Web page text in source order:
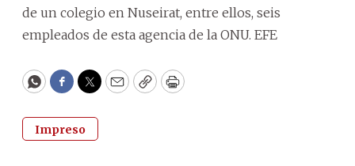
de un colegio en Nuseirat, entre ellos, seis
empleados de esta agencia de la ONU. EFE
WhatsApp
Facebook
Twitter
EmailCopyPrint
Impreso